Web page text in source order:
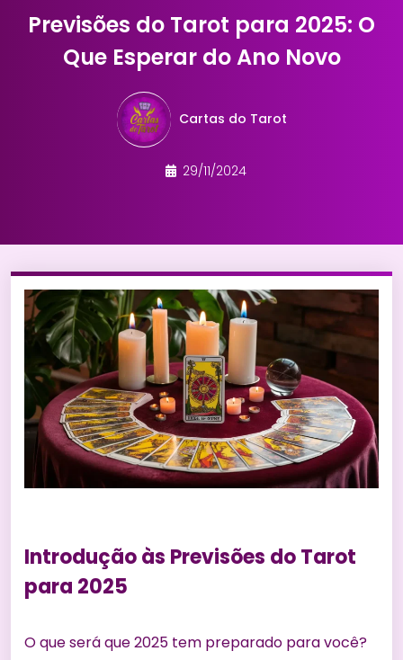
Previsões do Tarot para 2025: O
Que Esperar do Ano Novo
Cartas do Tarot
29/11/2024
Introdução às Previsões do Tarot
para 2025
O que será que 2025 tem preparado para você?